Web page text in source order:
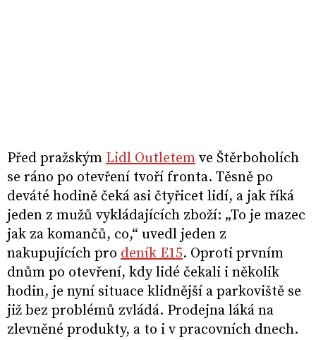
Před pražským Lidl Outletem ve Štěrboholích
se ráno po otevření tvoří fronta. Těsně po
deváté hodině čeká asi čtyřicet lidí, a jak říká
jeden z mužů vykládajících zboží: „To je mazec
jak za komančů, co,“ uvedl jeden z
nakupujících pro deník E15. Oproti prvním
dnům po otevření, kdy lidé čekali i několik
hodin, je nyní situace klidnější a parkoviště se
již bez problémů zvládá. Prodejna láká na
zlevněné produkty, a to i v pracovních dnech.